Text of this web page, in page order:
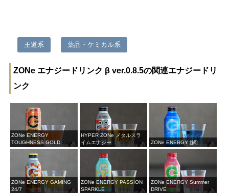
王道系 薬品・ケミカル系
ZONe エナジードリンク β ver.0.8.5の関連エナジードリ
ンク
ZONe ENERGY
TOUGHNESS GOLD
HYPER ZONe メタルスラ
イムエナジー
ZONe ENERGY [解]
ZONe ENERGY GAMING
24/7
ZONe ENERGY PASSION
SPARKLE
ZONe ENERGY Summer
DRIVE